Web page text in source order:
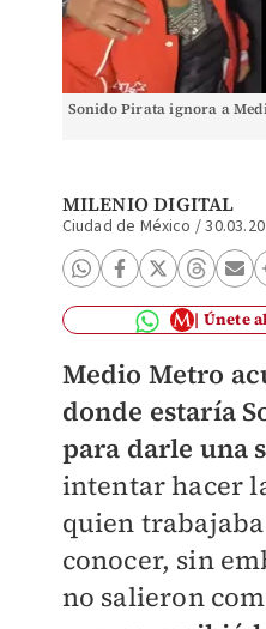
Sonido Pirata ignora a
MILENIO DIGITAL
Ciudad de México /
Únete
Medio Metro
donde estaría
para darle una
intentar hacer
quien
conocer, sin
no salieron